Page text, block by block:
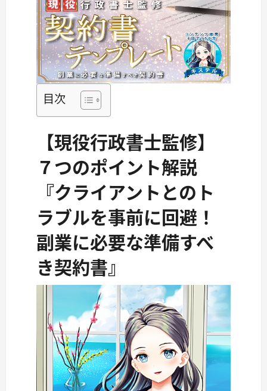
目次
【現役行政書士監修】
７つのポイント解説
『クライアントとのト
ラブルを事前に回避！
副業に必要な準備すべ
き契約書』